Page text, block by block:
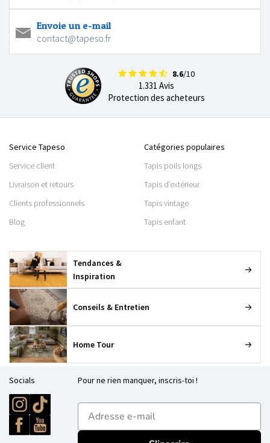
Envoie un e-mail
contact@tapeso.fr
8.6/10
1.331 Avis
Protection des acheteurs
Service Tapeso
Service client
Livraison et retours
Clients professionnels
Blog
Catégories populaires
Tapis poils longs
Tapis d’extérieur
Tapis vintage
Tapis enfant
Tendances &
Inspiration
Conseils & Entretien
Home Tour
Socials Pour ne rien manquer, inscris-toi !
E-mailadres